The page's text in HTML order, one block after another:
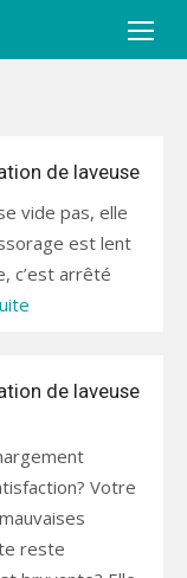
de laveuse
vide pas, elle
est lent
c’est arrêté
de laveuse
Votre
reste